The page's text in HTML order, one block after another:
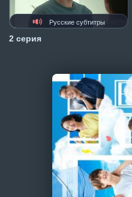
Русские субтитры
2 серия